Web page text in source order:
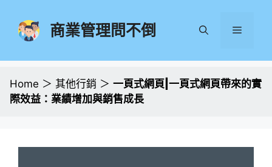
商業管理問不倒 選
Home ＞ 其他行銷 ＞ 一頁式網頁|一頁式網頁帶來的實
際效益：業績增加與銷售成長